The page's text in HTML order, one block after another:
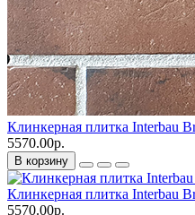
Клинкерная плитка Interbau
5570.00р.
В корзину
Клинкерная плитка Interbau
5570.00р.